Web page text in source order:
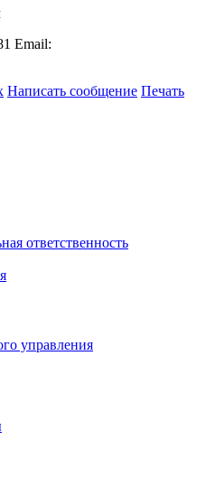
Email:
Написать сообщение Печать
ответственность
управления